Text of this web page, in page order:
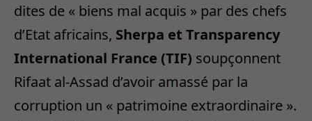
dites de « biens mal acquis » par des chefs
d’Etat africains, Sherpa et Transparency
International France (TIF) soupçonnent
Rifaat al-Assad d’avoir amassé par la
corruption un « patrimoine extraordinaire ».